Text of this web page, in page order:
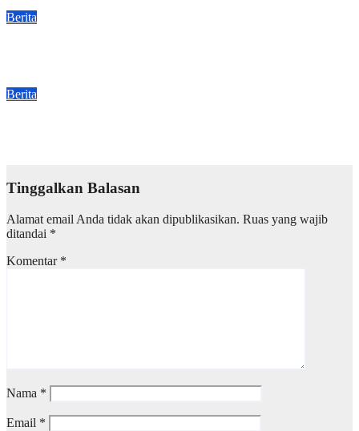
Berita
Berita
Tinggalkan Balasan
Alamat email Anda tidak akan dipublikasikan. Ruas yang wajib
ditandai *
Komentar *
Nama *
Email *